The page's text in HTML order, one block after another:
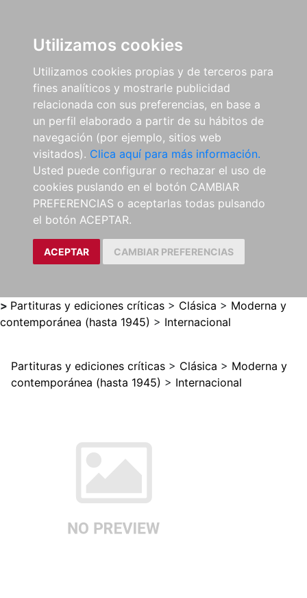
Utilizamos cookies
Utilizamos cookies propias y de terceros para
fines analíticos y mostrarle publicidad
relacionada con sus preferencias, en base a
un perfil elaborado a partir de su hábitos de
navegación (por ejemplo, sitios web
visitados). Clica aquí para más información.
Usted puede configurar o rechazar el uso de
cookies puslando en el botón CAMBIAR
PREFERENCIAS o aceptarlas todas pulsando
el botón ACEPTAR.
ACEPTAR CAMBIAR PREFERENCIAS
> Partituras y ediciones críticas > Clásica > Moderna y
contemporánea (hasta 1945) > Internacional
Partituras y ediciones críticas > Clásica > Moderna y
contemporánea (hasta 1945) > Internacional